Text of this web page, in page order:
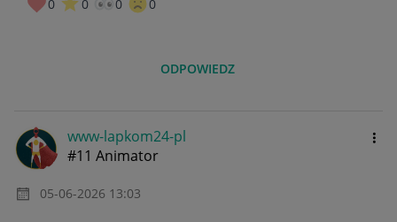
0 0 0 0
ODPOWIEDZ
www-lapkom24-pl
#11 Animator
‎05-06-2026 13:03